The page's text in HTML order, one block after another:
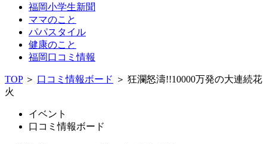
福岡小学生新聞
ママのこと
パパスタイル
健康のこと
福岡口コミ情報
TOP＞ 口コミ情報ボード ＞ 狂瀾怒濤!!10000万発の大連続花
火
イベント
口コミ情報ボード